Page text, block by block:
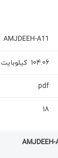
AMJDEEH-A11
104.06 کیلوبایت
pdf
18